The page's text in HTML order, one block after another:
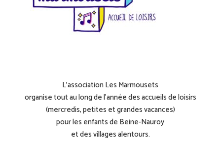
L’association Les Marmousets
organise tout au long de l’année des accueils de loisirs
(mercredis, petites et grandes vacances)
pour les enfants de Beine-Nauroy
et des villages alentours.